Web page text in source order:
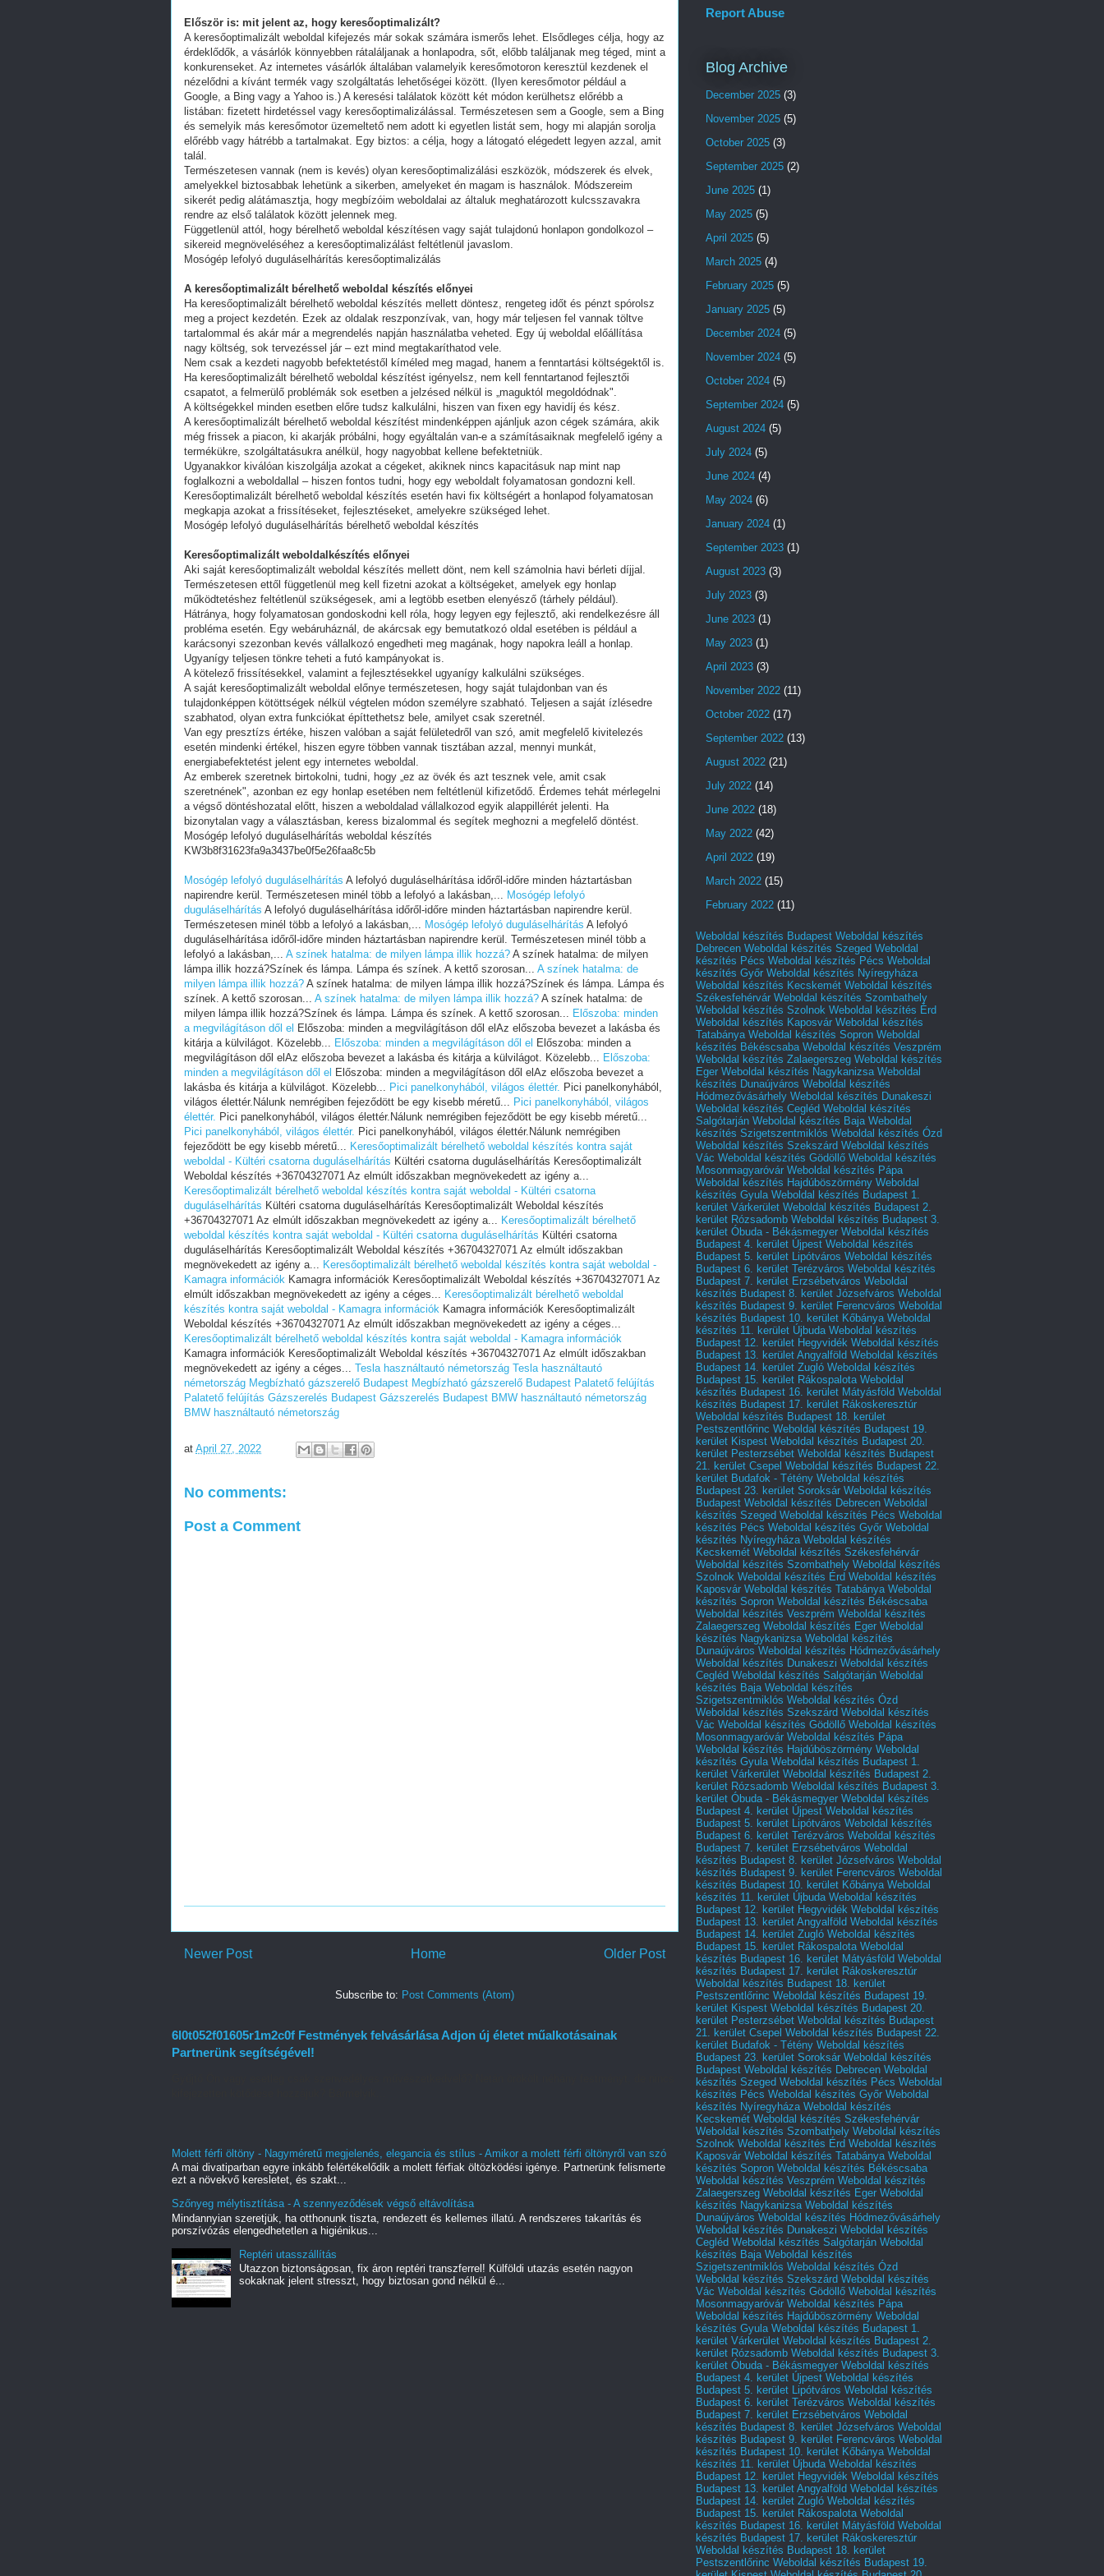
Először is: mit jelent az, hogy keresőoptimalizált?
A keresőoptimalizált weboldal kifejezés már sokak számára ismerős lehet. Elsődleges célja, hogy az
érdeklődők, a vásárlók könnyebben rátaláljanak a honlapodra, sőt, előbb találjanak meg téged, mint a
konkurenseket. Az internetes vásárlók általában valamelyik keresőmotoron keresztül kezdenek el
nézelődni a kívánt termék vagy szolgáltatás lehetőségei között. (Ilyen keresőmotor például a
Google, a Bing vagy a Yahoo is.) A keresési találatok között két módon kerülhetsz előrébb a
listában: fizetett hirdetéssel vagy keresőoptimalizálással. Természetesen sem a Google, sem a Bing
és semelyik más keresőmotor üzemeltető nem adott ki egyetlen listát sem, hogy mi alapján sorolja
előrébb vagy hátrébb a tartalmakat. Egy biztos: a célja, hogy a látogató elégedett legyen azzal, amit
talál.
Természetesen vannak (nem is kevés) olyan keresőoptimalizálási eszközök, módszerek és elvek,
amelyekkel biztosabbak lehetünk a sikerben, amelyeket én magam is használok. Módszereim
sikerét pedig alátámasztja, hogy megbízóim weboldalai az általuk meghatározott kulcsszavakra
rendre az első találatok között jelennek meg.
Függetlenül attól, hogy bérelhető weboldal készítésen vagy saját tulajdonú honlapon gondolkozol –
sikereid megnöveléséhez a keresőoptimalizálást feltétlenül javaslom.
Mosógép lefolyó duguláselhárítás keresőoptimalizálás
A keresőoptimalizált bérelhető weboldal készítés előnyei
Ha keresőoptimalizált bérelhető weboldal készítés mellett döntesz, rengeteg időt és pénzt spórolsz
meg a project kezdetén. Ezek az oldalak reszponzívak, van, hogy már teljesen fel vannak töltve
tartalommal és akár már a megrendelés napján használatba veheted. Egy új weboldal előállítása
nagy költség, sok tervezéssel jár – ezt mind megtakaríthatod vele.
Nem csak a kezdeti nagyobb befektetéstől kíméled meg magad, hanem a fenntartási költségektől is.
Ha keresőoptimalizált bérelhető weboldal készítést igényelsz, nem kell fenntartanod fejlesztői
csapatot, a felmerülő problémák sok esetben a jelzésed nélkül is „maguktól megoldódnak".
A költségekkel minden esetben előre tudsz kalkulálni, hiszen van fixen egy havidíj és kész.
A keresőoptimalizált bérelhető weboldal készítést mindenképpen ajánljuk azon cégek számára, akik
még frissek a piacon, ki akarják próbálni, hogy egyáltalán van-e a számításaiknak megfelelő igény a
termékükre, szolgáltatásukra anélkül, hogy nagyobbat kellene befektetniük.
Ugyanakkor kiválóan kiszolgálja azokat a cégeket, akiknek nincs kapacitásuk nap mint nap
foglalkozni a weboldallal – hiszen fontos tudni, hogy egy weboldalt folyamatosan gondozni kell.
Keresőoptimalizált bérelhető weboldal készítés esetén havi fix költségért a honlapod folyamatosan
megkapja azokat a frissítéseket, fejlesztéseket, amelyekre szükséged lehet.
Mosógép lefolyó duguláselhárítás bérelhető weboldal készítés
Keresőoptimalizált weboldalkészítés előnyei
Aki saját keresőoptimalizált weboldal készítés mellett dönt, nem kell számolnia havi bérleti díjjal.
Természetesen ettől függetlenül meg kell fizetni azokat a költségeket, amelyek egy honlap
működtetéshez feltétlenül szükségesek, ami a legtöbb esetben elenyésző (tárhely például).
Hátránya, hogy folyamatosan gondoskodni kell róla, hogy legyen egy fejlesztő, aki rendelkezésre áll
probléma esetén. Egy webáruháznál, de akárcsak egy bemutatkozó oldal esetében is például a
karácsonyi szezonban kevés vállalkozó engedheti meg magának, hogy napokra leáll a honlap.
Ugyanígy teljesen tönkre teheti a futó kampányokat is.
A kötelező frissítésekkel, valamint a fejlesztésekkel ugyanígy kalkulálni szükséges.
A saját keresőoptimalizált weboldal előnye természetesen, hogy saját tulajdonban van és
tulajdonképpen kötöttségek nélkül végtelen módon személyre szabható. Teljesen a saját ízlésedre
szabhatod, olyan extra funkciókat építtethetsz bele, amilyet csak szeretnél.
Van egy presztízs értéke, hiszen valóban a saját felületedről van szó, amit megfelelő kivitelezés
esetén mindenki értékel, hiszen egyre többen vannak tisztában azzal, mennyi munkát,
energiabefektetést jelent egy internetes weboldal.
Az emberek szeretnek birtokolni, tudni, hogy „ez az övék és azt tesznek vele, amit csak
szeretnének", azonban ez egy honlap esetében nem feltétlenül kifizetődő. Érdemes tehát mérlegelni
a végső döntéshozatal előtt, hiszen a weboldalad vállalkozod egyik alappillérét jelenti. Ha
bizonytalan vagy a választásban, keress bizalommal és segítek meghozni a megfelelő döntést.
Mosógép lefolyó duguláselhárítás weboldal készítés
KW3b8f31623fa9a3437be0f5e26faa8c5b
Mosógép lefolyó duguláselhárítás A lefolyó duguláselhárítása időről-időre minden háztartásban
napirendre kerül. Természetesen minél több a lefolyó a lakásban,... Mosógép lefolyó
duguláselhárítás A lefolyó duguláselhárítása időről-időre minden háztartásban napirendre kerül.
Természetesen minél több a lefolyó a lakásban,... Mosógép lefolyó duguláselhárítás A lefolyó
duguláselhárítása időről-időre minden háztartásban napirendre kerül. Természetesen minél több a
lefolyó a lakásban,... A színek hatalma: de milyen lámpa illik hozzá? A színek hatalma: de milyen
lámpa illik hozzá?Színek és lámpa. Lámpa és színek. A kettő szorosan... A színek hatalma: de
milyen lámpa illik hozzá? A színek hatalma: de milyen lámpa illik hozzá?Színek és lámpa. Lámpa és
színek. A kettő szorosan... A színek hatalma: de milyen lámpa illik hozzá? A színek hatalma: de
milyen lámpa illik hozzá?Színek és lámpa. Lámpa és színek. A kettő szorosan... Előszoba: minden
a megvilágításon dől el Előszoba: minden a megvilágításon dől elAz előszoba bevezet a lakásba és
kitárja a külvilágot. Közelebb... Előszoba: minden a megvilágításon dől el Előszoba: minden a
megvilágításon dől elAz előszoba bevezet a lakásba és kitárja a külvilágot. Közelebb... Előszoba:
minden a megvilágításon dől el Előszoba: minden a megvilágításon dől elAz előszoba bevezet a
lakásba és kitárja a külvilágot. Közelebb... Pici panelkonyhából, világos élettér. Pici panelkonyhából,
világos élettér.Nálunk nemrégiben fejeződött be egy kisebb méretű... Pici panelkonyhából, világos
élettér. Pici panelkonyhából, világos élettér.Nálunk nemrégiben fejeződött be egy kisebb méretű...
Pici panelkonyhából, világos élettér. Pici panelkonyhából, világos élettér.Nálunk nemrégiben
fejeződött be egy kisebb méretű... Keresőoptimalizált bérelhető weboldal készítés kontra saját
weboldal - Kültéri csatorna duguláselhárítás Kültéri csatorna duguláselhárítás Keresőoptimalizált
Weboldal készítés +36704327071 Az elmúlt időszakban megnövekedett az igény a...
Keresőoptimalizált bérelhető weboldal készítés kontra saját weboldal - Kültéri csatorna
duguláselhárítás Kültéri csatorna duguláselhárítás Keresőoptimalizált Weboldal készítés
+36704327071 Az elmúlt időszakban megnövekedett az igény a... Keresőoptimalizált bérelhető
weboldal készítés kontra saját weboldal - Kültéri csatorna duguláselhárítás Kültéri csatorna
duguláselhárítás Keresőoptimalizált Weboldal készítés +36704327071 Az elmúlt időszakban
megnövekedett az igény a... Keresőoptimalizált bérelhető weboldal készítés kontra saját weboldal -
Kamagra információk Kamagra információk Keresőoptimalizált Weboldal készítés +36704327071 Az
elmúlt időszakban megnövekedett az igény a céges... Keresőoptimalizált bérelhető weboldal
készítés kontra saját weboldal - Kamagra információk Kamagra információk Keresőoptimalizált
Weboldal készítés +36704327071 Az elmúlt időszakban megnövekedett az igény a céges...
Keresőoptimalizált bérelhető weboldal készítés kontra saját weboldal - Kamagra információk
Kamagra információk Keresőoptimalizált Weboldal készítés +36704327071 Az elmúlt időszakban
megnövekedett az igény a céges... Tesla használtautó németország Tesla használtautó
németország Megbízható gázszerelő Budapest Megbízható gázszerelő Budapest Palatető felújítás
Palatető felújítás Gázszerelés Budapest Gázszerelés Budapest BMW használtautó németország
BMW használtautó németország
at April 27, 2022
No comments:
Post a Comment
Newer Post Older Post
Home
Subscribe to: Post Comments (Atom)
6l0t052f01605r1m2c0f Festmények felvásárlása Adjon új életet műalkotásainak
Partnerünk segítségével!
Molett férfi öltöny - Nagyméretű megjelenés, elegancia és stílus - Amikor a molett férfi öltönyről van szó
A mai divatiparban egyre inkább felértékelődik a molett férfiak öltözködési igénye. Partnerünk felismerte
ezt a növekvő keresletet, és szakt...
Szőnyeg mélytisztítása - A szennyeződések végső eltávolítása
Mindannyian szeretjük, ha otthonunk tiszta, rendezett és kellemes illatú. A rendszeres takarítás és
porszívózás elengedhetetlen a higiénikus...
Reptéri utasszállítás
Utazzon biztonságosan, fix áron reptéri transzferrel! Külföldi utazás esetén nagyon
sokaknak jelent stresszt, hogy biztosan gond nélkül é...
Report Abuse
Blog Archive
December 2025 (3)
November 2025 (5)
October 2025 (3)
September 2025 (2)
June 2025 (1)
May 2025 (5)
April 2025 (5)
March 2025 (4)
February 2025 (5)
January 2025 (5)
December 2024 (5)
November 2024 (5)
October 2024 (5)
September 2024 (5)
August 2024 (5)
July 2024 (5)
June 2024 (4)
May 2024 (6)
January 2024 (1)
September 2023 (1)
August 2023 (3)
July 2023 (3)
June 2023 (1)
May 2023 (1)
April 2023 (3)
November 2022 (11)
October 2022 (17)
September 2022 (13)
August 2022 (21)
July 2022 (14)
June 2022 (18)
May 2022 (42)
April 2022 (19)
March 2022 (15)
February 2022 (11)
Weboldal készítés Budapest Weboldal készítés
Debrecen Weboldal készítés Szeged Weboldal
készítés Pécs Weboldal készítés Pécs Weboldal
készítés Győr Weboldal készítés Nyíregyháza
Weboldal készítés Kecskemét Weboldal készítés
Székesfehérvár Weboldal készítés Szombathely
Weboldal készítés Szolnok Weboldal készítés Érd
Weboldal készítés Kaposvár Weboldal készítés
Tatabánya Weboldal készítés Sopron Weboldal
készítés Békéscsaba Weboldal készítés Veszprém
Weboldal készítés Zalaegerszeg Weboldal készítés
Eger Weboldal készítés Nagykanizsa Weboldal
készítés Dunaújváros Weboldal készítés
Hódmezővásárhely Weboldal készítés Dunakeszi
Weboldal készítés Cegléd Weboldal készítés
Salgótarján Weboldal készítés Baja Weboldal
készítés Szigetszentmiklós Weboldal készítés Ózd
Weboldal készítés Szekszárd Weboldal készítés
Vác Weboldal készítés Gödöllő Weboldal készítés
Mosonmagyaróvár Weboldal készítés Pápa
Weboldal készítés Hajdúböszörmény Weboldal
készítés Gyula Weboldal készítés Budapest 1.
kerület Várkerület Weboldal készítés Budapest 2.
kerület Rózsadomb Weboldal készítés Budapest 3.
kerület Óbuda - Békásmegyer Weboldal készítés
Budapest 4. kerület Újpest Weboldal készítés
Budapest 5. kerület Lipótváros Weboldal készítés
Budapest 6. kerület Terézváros Weboldal készítés
Budapest 7. kerület Erzsébetváros Weboldal
készítés Budapest 8. kerület Józsefváros Weboldal
készítés Budapest 9. kerület Ferencváros Weboldal
készítés Budapest 10. kerület Kőbánya Weboldal
készítés 11. kerület Újbuda Weboldal készítés
Budapest 12. kerület Hegyvidék Weboldal készítés
Budapest 13. kerület Angyalföld Weboldal készítés
Budapest 14. kerület Zugló Weboldal készítés
Budapest 15. kerület Rákospalota Weboldal
készítés Budapest 16. kerület Mátyásföld Weboldal
készítés Budapest 17. kerület Rákoskeresztúr
Weboldal készítés Budapest 18. kerület
Pestszentlőrinc Weboldal készítés Budapest 19.
kerület Kispest Weboldal készítés Budapest 20.
kerület Pesterzsébet Weboldal készítés Budapest
21. kerület Csepel Weboldal készítés Budapest 22.
kerület Budafok - Tétény Weboldal készítés
Budapest 23. kerület Soroksár Weboldal készítés
Budapest Weboldal készítés Debrecen Weboldal
készítés Szeged Weboldal készítés Pécs Weboldal
készítés Pécs Weboldal készítés Győr Weboldal
készítés Nyíregyháza Weboldal készítés
Kecskemét Weboldal készítés Székesfehérvár
Weboldal készítés Szombathely Weboldal készítés
Szolnok Weboldal készítés Érd Weboldal készítés
Kaposvár Weboldal készítés Tatabánya Weboldal
készítés Sopron Weboldal készítés Békéscsaba
Weboldal készítés Veszprém Weboldal készítés
Zalaegerszeg Weboldal készítés Eger Weboldal
készítés Nagykanizsa Weboldal készítés
Dunaújváros Weboldal készítés Hódmezővásárhely
Weboldal készítés Dunakeszi Weboldal készítés
Cegléd Weboldal készítés Salgótarján Weboldal
készítés Baja Weboldal készítés
Szigetszentmiklós Weboldal készítés Ózd
Weboldal készítés Szekszárd Weboldal készítés
Vác Weboldal készítés Gödöllő Weboldal készítés
Mosonmagyaróvár Weboldal készítés Pápa
Weboldal készítés Hajdúböszörmény Weboldal
készítés Gyula Weboldal készítés Budapest 1.
kerület Várkerület Weboldal készítés Budapest 2.
kerület Rózsadomb Weboldal készítés Budapest 3.
kerület Óbuda - Békásmegyer Weboldal készítés
Budapest 4. kerület Újpest Weboldal készítés
Budapest 5. kerület Lipótváros Weboldal készítés
Budapest 6. kerület Terézváros Weboldal készítés
Budapest 7. kerület Erzsébetváros Weboldal
készítés Budapest 8. kerület Józsefváros Weboldal
készítés Budapest 9. kerület Ferencváros Weboldal
készítés Budapest 10. kerület Kőbánya Weboldal
készítés 11. kerület Újbuda Weboldal készítés
Budapest 12. kerület Hegyvidék Weboldal készítés
Budapest 13. kerület Angyalföld Weboldal készítés
Budapest 14. kerület Zugló Weboldal készítés
Budapest 15. kerület Rákospalota Weboldal
készítés Budapest 16. kerület Mátyásföld Weboldal
készítés Budapest 17. kerület Rákoskeresztúr
Weboldal készítés Budapest 18. kerület
Pestszentlőrinc Weboldal készítés Budapest 19.
kerület Kispest Weboldal készítés Budapest 20.
kerület Pesterzsébet Weboldal készítés Budapest
21. kerület Csepel Weboldal készítés Budapest 22.
kerület Budafok - Tétény Weboldal készítés
Budapest 23. kerület Soroksár Weboldal készítés
Budapest Weboldal készítés Debrecen Weboldal
készítés Szeged Weboldal készítés Pécs Weboldal
készítés Pécs Weboldal készítés Győr Weboldal
készítés Nyíregyháza Weboldal készítés
Kecskemét Weboldal készítés Székesfehérvár
Weboldal készítés Szombathely Weboldal készítés
Szolnok Weboldal készítés Érd Weboldal készítés
Kaposvár Weboldal készítés Tatabánya Weboldal
készítés Sopron Weboldal készítés Békéscsaba
Weboldal készítés Veszprém Weboldal készítés
Zalaegerszeg Weboldal készítés Eger Weboldal
készítés Nagykanizsa Weboldal készítés
Dunaújváros Weboldal készítés Hódmezővásárhely
Weboldal készítés Dunakeszi Weboldal készítés
Cegléd Weboldal készítés Salgótarján Weboldal
készítés Baja Weboldal készítés
Szigetszentmiklós Weboldal készítés Ózd
Weboldal készítés Szekszárd Weboldal készítés
Vác Weboldal készítés Gödöllő Weboldal készítés
Mosonmagyaróvár Weboldal készítés Pápa
Weboldal készítés Hajdúböszörmény Weboldal
készítés Gyula Weboldal készítés Budapest 1.
kerület Várkerület Weboldal készítés Budapest 2.
kerület Rózsadomb Weboldal készítés Budapest 3.
kerület Óbuda - Békásmegyer Weboldal készítés
Budapest 4. kerület Újpest Weboldal készítés
Budapest 5. kerület Lipótváros Weboldal készítés
Budapest 6. kerület Terézváros Weboldal készítés
Budapest 7. kerület Erzsébetváros Weboldal
készítés Budapest 8. kerület Józsefváros Weboldal
készítés Budapest 9. kerület Ferencváros Weboldal
készítés Budapest 10. kerület Kőbánya Weboldal
készítés 11. kerület Újbuda Weboldal készítés
Budapest 12. kerület Hegyvidék Weboldal készítés
Budapest 13. kerület Angyalföld Weboldal készítés
Budapest 14. kerület Zugló Weboldal készítés
Budapest 15. kerület Rákospalota Weboldal
készítés Budapest 16. kerület Mátyásföld Weboldal
készítés Budapest 17. kerület Rákoskeresztúr
Weboldal készítés Budapest 18. kerület
Pestszentlőrinc Weboldal készítés Budapest 19.